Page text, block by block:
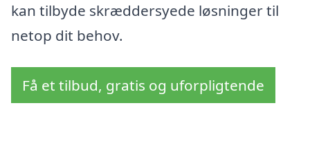
kan tilbyde skræddersyede løsninger til
netop dit behov.
Få et tilbud, gratis og uforpligtende